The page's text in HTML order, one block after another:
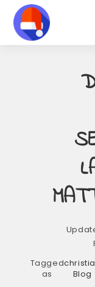
content
Tagged
as
Blog